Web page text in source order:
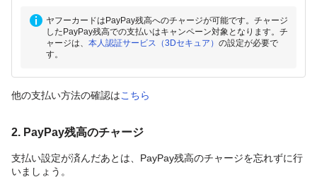
ヤフーカードはPayPay残高へのチャージが可能です。チャージ
したPayPay残高での支払いはキャンペーン対象となります。チ
ャージは、 本人認証サービス（3Dセキュア） の設定が必要で
す。
他の支払い方法の確認はこちら
2. PayPay残高のチャージ
支払い設定が済んだあとは、PayPay残高のチャージを忘れずに行
いましょう。